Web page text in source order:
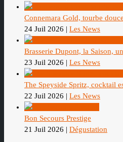
Connemara Gold, tourbe
24 Juil 2026 | Les News
Brasserie Dupont, la Saison,
23 Juil 2026 | Les News
The Speyside Spritz, cocktail
22 Juil 2026 | Les News
Bon Secours Prestige
21 Juil 2026 | Dégustation